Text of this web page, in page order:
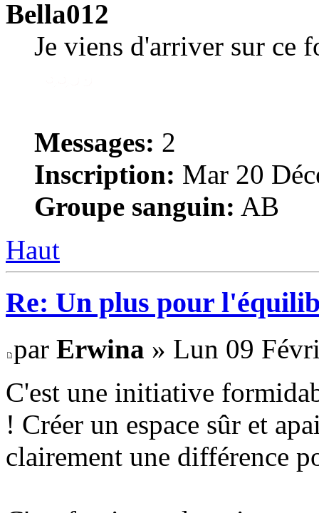
Bella012
Je viens d'arriver sur ce
Messages: 2
Inscription: Mar 20
Groupe sanguin: AB
Haut
Re: Un plus pour
par Erwina » Lun 09
C'est une initiative
! Créer un espace sûr et
clairement une différence